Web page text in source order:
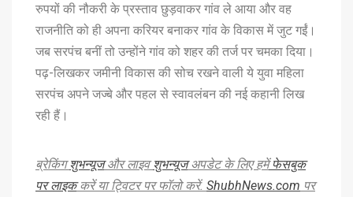
रुपयों की नौकरी के प्रस्ताव छुड़वाकर गांव ले आया और वह
राजनीति को ही अपना करियर बनाकर गांव के विकास में जुट गईं।
जब सरपंच बनीं तो उन्होंने गांव को शहर की तर्ज पर चमका दिया।
पढ़-लिखकर जमीनी विकास की सोच रखने वाली ये युवा महिला
सरपंच अपने जज्बे और पहल से स्वावलंबन की नई कहानी लिख
रही हैं।
ब्रेकिंगशुभन्यूजऔर लाइवशुभन्यूजअपडेट के लिए हमेंफेसबुक
पर लाइककरें या ट्विटर पर फॉलो करें. ShubhNews.com पर